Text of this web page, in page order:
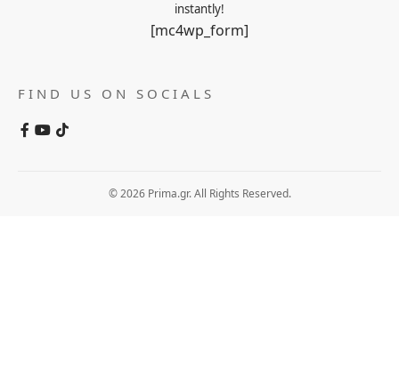
instantly!
[mc4wp_form]
FIND US ON SOCIALS
© 2026 Prima.gr. All Rights Reserved.